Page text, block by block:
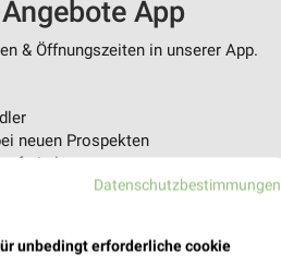
App
& Öffnungszeiten in unserer App.
neuen Prospekten
planen
Datenschutzbestimmungen
unbedingt erforderliche cookie